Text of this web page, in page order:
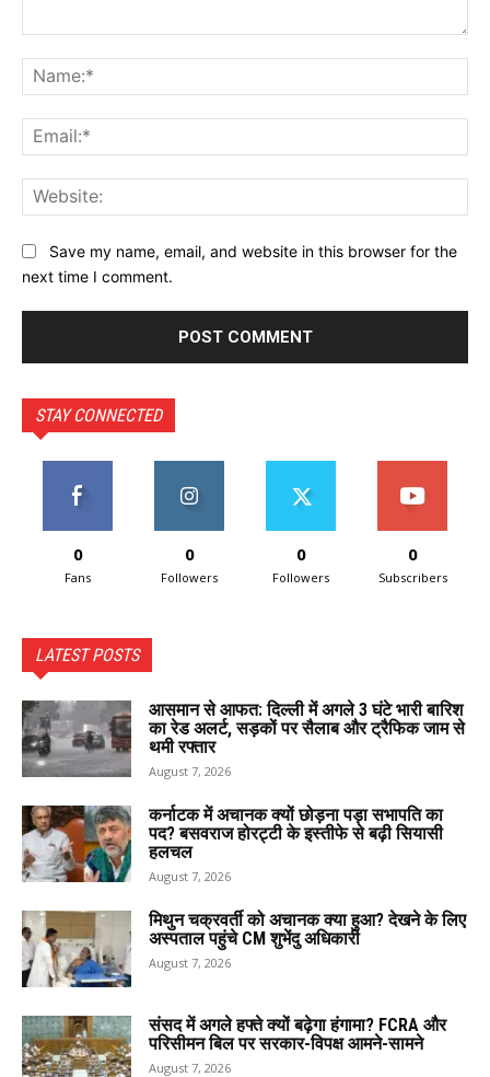
Save my name, email, and website in this browser for the
next time I comment.
STAY CONNECTED
0
Fans
0
Followers
0
Followers
0
Subscribers
LATEST POSTS
आसमान से आफत: दिल्ली में अगले 3 घंटे भारी बारिश
का रेड अलर्ट, सड़कों पर सैलाब और ट्रैफिक जाम से
थमी रफ्तार
August 7, 2026
कर्नाटक में अचानक क्यों छोड़ना पड़ा सभापति का
पद? बसवराज होरट्टी के इस्तीफे से बढ़ी सियासी
हलचल
August 7, 2026
मिथुन चक्रवर्ती को अचानक क्या हुआ? देखने के लिए
अस्पताल पहुंचे CM शुभेंदु अधिकारी
August 7, 2026
संसद में अगले हफ्ते क्यों बढ़ेगा हंगामा? FCRA और
परिसीमन बिल पर सरकार-विपक्ष आमने-सामने
August 7, 2026